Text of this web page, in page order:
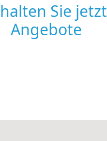
Sie jetzt
Angebote